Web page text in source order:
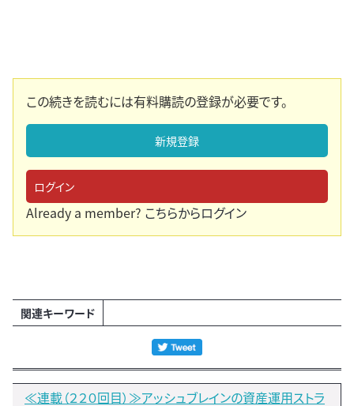
この続きを読むには有料購読の登録が必要です。
新規登録
ログイン
Already a member? こちらからログイン
関連キーワード
≪連載（２２０回目）≫アッシュブレインの資産運用ストラ